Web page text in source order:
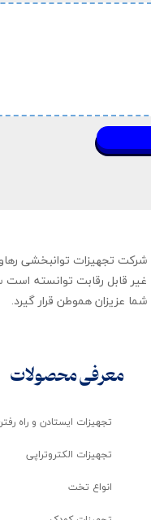
غیر قابل رقابت توانسته
شما عزیزان هموطن قرار گیرد​​​​​​​.
تجهیزات ایستادن و راه
تجهیزات الکتروتراپی
انواع تخت
معرفی محصولات